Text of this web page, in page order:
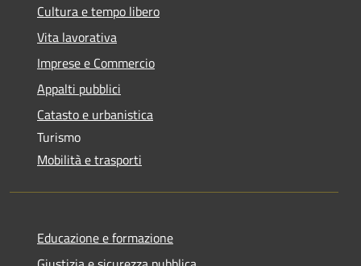
Cultura e tempo libero
Vita lavorativa
Imprese e Commercio
Appalti pubblici
Catasto e urbanistica
Turismo
Mobilità e trasporti
Educazione e formazione